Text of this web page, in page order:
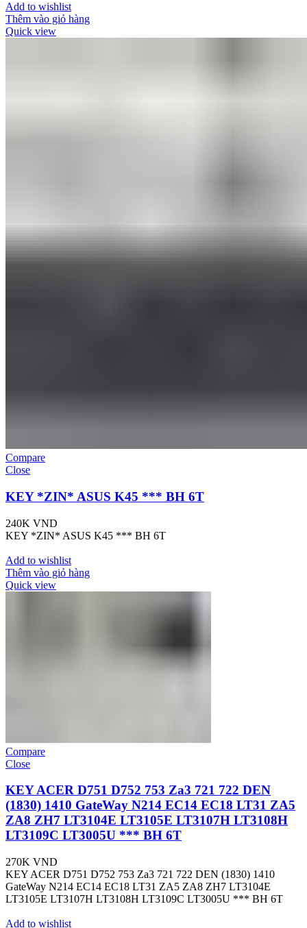
Add to wishlist
Thêm vào giỏ hàng
Quick view
Compare
Close
KEY *ZIN* ASUS K45 *** BH 6T
240K VND
KEY *ZIN* ASUS K45 *** BH 6T
Add to wishlist
Thêm vào giỏ hàng
Quick view
Compare
Close
KEY ACER D751 D752 753 Za3 721 722 DEN
(1830) 1410 GateWay N214 EC14 EC18 LT31 ZA5
ZA8 ZH7 LT3104E LT3105E LT3107H LT3108H
LT3109C LT3005U *** BH 6T
270K VND
KEY ACER D751 D752 753 Za3 721 722 DEN (1830) 1410
GateWay N214 EC14 EC18 LT31 ZA5 ZA8 ZH7 LT3104E
LT3105E LT3107H LT3108H LT3109C LT3005U *** BH 6T
Add to wishlist